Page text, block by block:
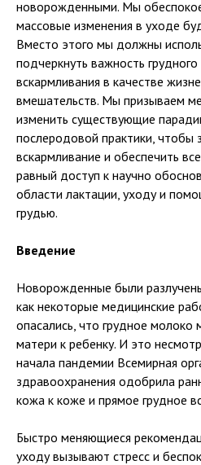
новорожденными. Мы
массовые изменения в уходе
Вместо этого мы должны
подчеркнуть важность
вскармливания в качестве
вмешательств. Мы призываем
изменить существующие
послеродовой практики, чтобы
вскармливание и обеспечить
равный доступ к научно
области лактации, уходу и
грудью.
Введение
Новорожденные были
как некоторые медицинские
опасались, что грудное молоко
матери к ребенку. И это
начала пандемии Всемирная
здравоохранения одобрила
кожа к коже и прямое грудное
Быстро меняющиеся
уходу вызывают стресс и